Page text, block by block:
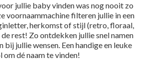
jullie baby vinden was nog nooit zo
voornaammachine filteren jullie in een
herkomst of stijl (retro, floraal,
rest! Zo ontdekken jullie snel namen
bij jullie wensen. Een handige en leuke
om dé naam te vinden!